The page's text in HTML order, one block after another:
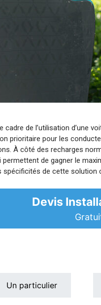
cadre de l’utilisation d’une
prioritaire pour les
À côté des recharges
permettent de gagner le
spécificités de cette solution